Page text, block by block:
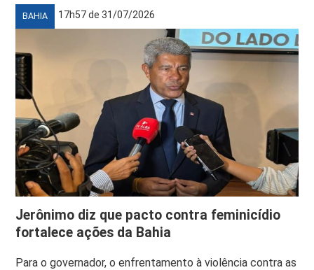
BAHIA 17h57 de 31/07/2026
Jerônimo diz que pacto contra feminicídio
fortalece ações da Bahia
Para o governador, o enfrentamento à violência contra as